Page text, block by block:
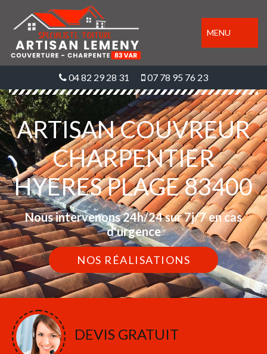
MENU
04 82 29 28 31 07 78 95 76 23
ARTISAN COUVREUR
CHARPENTIER
HYERES PLAGE 83400
Nous intervenons 24h/24 sur 7j/7 en cas
d'urgence
NOS RÉALISATIONS
DEVIS GRATUIT